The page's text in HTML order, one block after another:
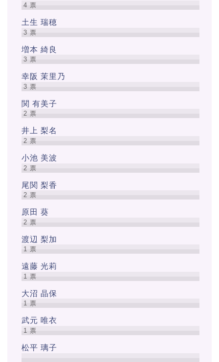
4 票
土生 瑞穂
3 票
増本 綺良
3 票
幸阪 茉里乃
3 票
関 有美子
2 票
井上 梨名
2 票
小池 美波
2 票
尾関 梨香
2 票
原田 葵
2 票
渡辺 梨加
1 票
遠藤 光莉
1 票
大沼 晶保
1 票
武元 唯衣
1 票
松平 璃子